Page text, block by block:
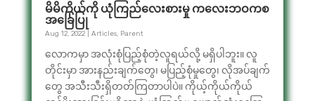
မိမိကိုယ်ကို ယုံကြည်လေးစားမှု ကလေးဘဝကစ
အခြေပြု
Aug 12, 2022| Articles, Parent
လောကမှာ အလုံးစုံပြည့်စုံတဲ့လူရယ်လို့ မရှိပါဘူး။ လူ
တိုင်းမှာ အားနည်းချက်တွေ၊ မပြည့်စုံမှုတွေ၊ လိုအပ်ချက်
တွေ အသီးသီးရှိတတ်ကြတာပါပဲ။ ကိုယ့်ကိုယ်ကိုယ်